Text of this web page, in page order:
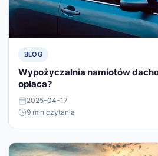
BLOG
Wypożyczalnia namiotów
opłaca?
2025-04-17
9 min czytania